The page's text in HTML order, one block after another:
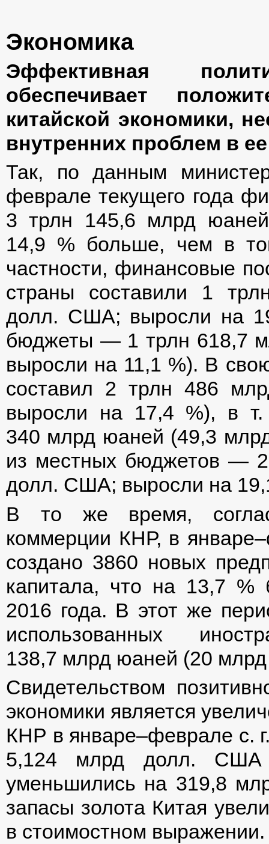
Экономика
Эффективная
обеспечивает
китайской экономики,
внутренних проблем в
Так, по данным
феврале текущего года
3 трлн 145,6 млрд
14,9 % больше, чем в
частности, финансовые
страны составили 1
долл. США; выросли на
бюджеты — 1 трлн 618,7
выросли на 11,1 %). В
составил 2 трлн 486
выросли на 17,4 %), в
340 млрд юаней (49,3
из местных бюджетов —
долл. США; выросли на
В то же время,
коммерции КНР, в
создано 3860 новых
капитала, что на 13,7 %
2016 года. В этот же
использованных
138,7 млрд юаней (20
Свидетельством
экономики является
КНР в январе–феврале с.
5,124 млрд долл. США
уменьшились на 319,8
запасы золота Китая
в стоимостном выражении.